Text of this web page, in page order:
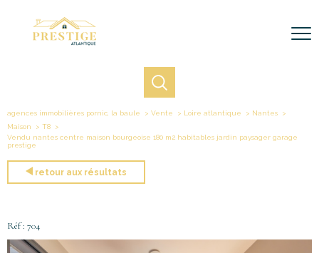
agences immobilières pornic, la baule Vente Loire atlantique
Nantes
Maison
T8
Vendu nantes centre maison bourgeoise 180 m2 habitables jardin paysager garage
prestige
retour aux résultats
Réf : 704